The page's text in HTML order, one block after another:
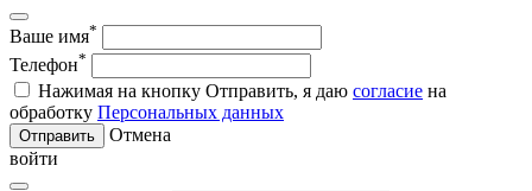
Ваше имя*
Телефон*
Нажимая на кнопку Отправить, я даю согласие на
обработку Персональных данных
Отправить
Отмена
войти